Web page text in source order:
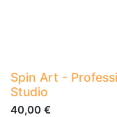
Spin Art -
Studio
40,00 €